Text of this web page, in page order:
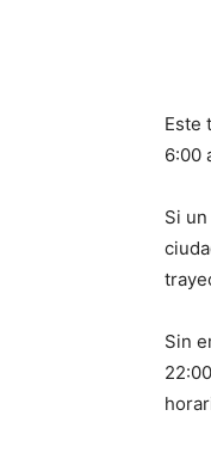
Este
6:00
Si
Sin